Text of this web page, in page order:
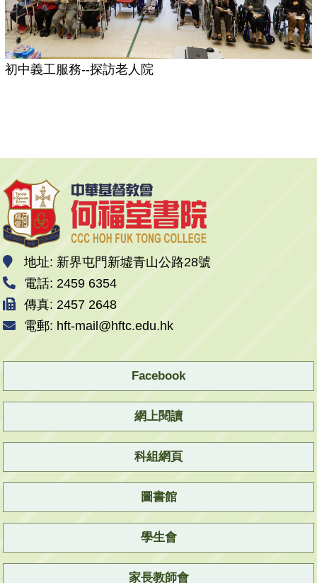
初中義工服務--探訪老人院
地址: 新界屯門新墟青山公路28號
電話: 2459 6354
傳真: 2457 2648
電郵: hft-mail@hftc.edu.hk
Facebook
網上閱讀
科組網頁
圖書館
學生會
家長教師會